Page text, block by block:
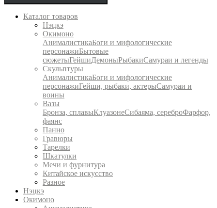
Каталог товаров
Нэцкэ
Окимоно
АнималистикаБоги и мифологические
персонажиБытовые
сюжетыГейшиДемоныРыбакиСамураи и легенды
Скульптуры
АнималистикаБоги и мифологические
персонажиГейши, рыбаки, актерыСамураи и
воины
Вазы
Бронза, сплавыКлуазонеСибаяма, сереброФарфор,
фаянс
Панно
Гравюры
Тарелки
Шкатулки
Мечи и фурнитура
Китайское искусство
Разное
Нэцкэ
Окимоно